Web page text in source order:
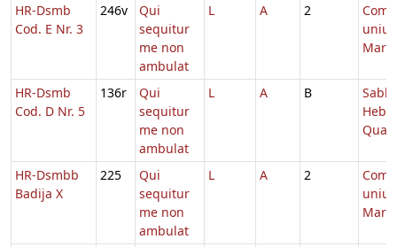
HR-Dsmb
Cod. E Nr. 3
246v
Qui
sequitur
me non
ambulat
L A 2
unius
HR-Dsmb
Cod. D Nr. 5
136r
Qui
sequitur
me non
ambulat
L A B
Sabb.
HR-Dsmbb
Badija X
225
Qui
sequitur
me non
ambulat
L A 2
unius